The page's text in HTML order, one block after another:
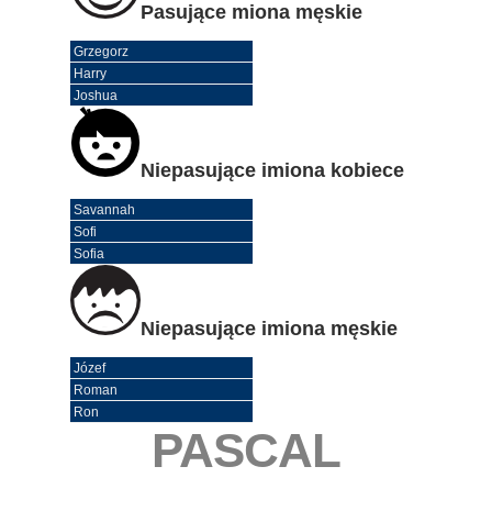
Pasujące miona męskie
Grzegorz
Harry
Joshua
Niepasujące imiona kobiece
Savannah
Sofi
Sofia
Niepasujące imiona męskie
Józef
Roman
Ron
PASCAL